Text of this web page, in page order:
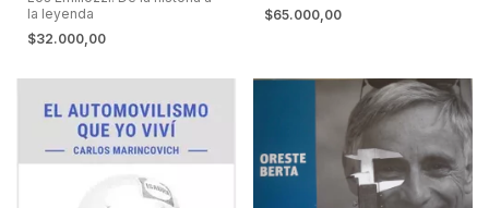
la leyenda
$32.000,00
$65.000,00